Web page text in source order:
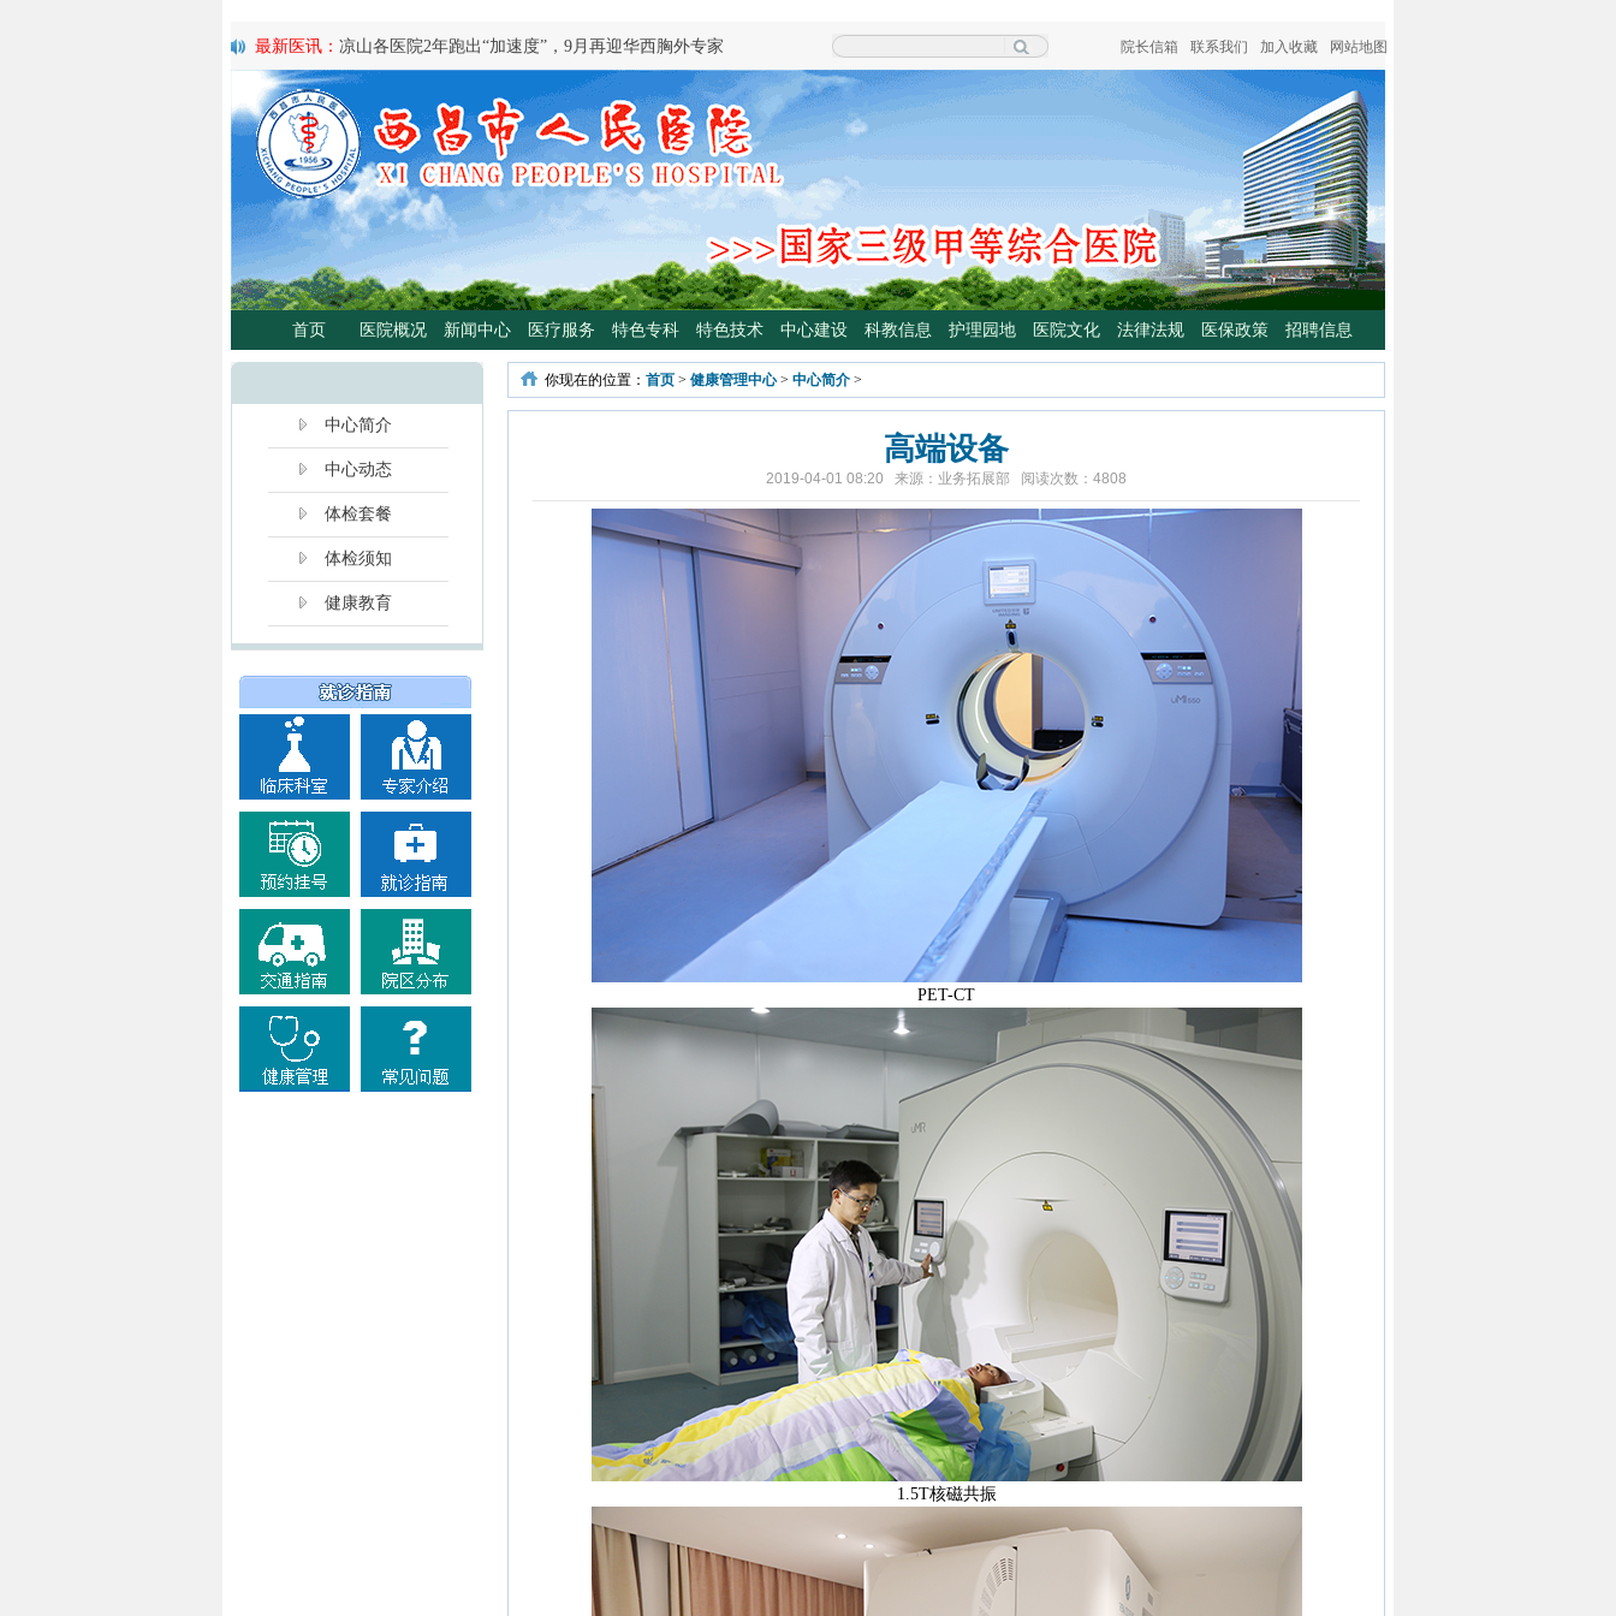
最新医讯： 紧急通知
最新医讯：好消息！四川大学华西医院泌尿外科专家魏强教授来院坐诊
最新医讯：西昌市人民总医院携手省科学普及专委会开展卫生下乡及科普
宣传活动
最新医讯：
西昌市人民医院耳鼻咽喉头颈外科将于3月3日开展“全国爱耳
日”义诊活动
最新医讯： 重磅消息！2月21日起，四川大学华西医院泌尿外科魏强教授
将定期到西昌市人民医院开展门诊、手术
最新医讯：
西昌市人民医院胃肠肿瘤专病门诊开诊！
最新医讯：西昌市人民医院开展日间蓝光治疗门诊 轻度“小黄人”，母子不
分离、不住院就能照蓝光啦！
最新医讯：
好消息！西昌市人民医院高压氧舱运行啦
最新医讯：【义诊预告】西昌市人民医院大型义诊活动，5月7日约定您
最新医讯： 凉山各医院2年跑出“加速度”，9月再迎华西胸外专家
院长信箱 联系我们 加入收藏 网站地图
首页 医院概况 新闻中心 医疗服务 特色专科 特色技术 中心建设 科教信息 护理园地 医院文化 法律法规 医保政策 招聘信息
中心简介
中心动态
体检套餐
体检须知
健康教育
你现在的位置： 首页 > 健康管理中心> 中心简介 >
高端设备
2019-04-01 08:20 来源：业务拓展部 阅读次数： 4808
PET-CT
1.5T核磁共振